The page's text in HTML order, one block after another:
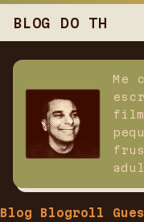
BLOG DO TH
Me
Blog Blogroll